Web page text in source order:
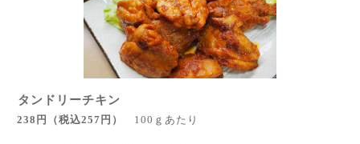
タンドリーチキン
238円 （税込257円 ） 100ｇあたり